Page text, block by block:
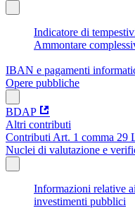
Indicatore di
Ammontare
IBAN e pagamenti
Opere pubbliche
BDAP
Altri contributi
Contributi Art. 1 comma 29
Nuclei di valutazione e
Informazioni relative
investimenti pubblici